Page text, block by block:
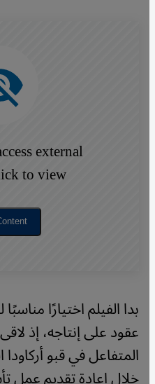
external
to view.
بدا الفيلم اختيارًا
عقود على إنتاجه، إذ
المتفاعل في قبو